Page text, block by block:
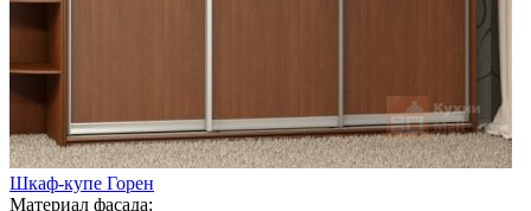
Шкаф-купе Горен
Материал фасада: